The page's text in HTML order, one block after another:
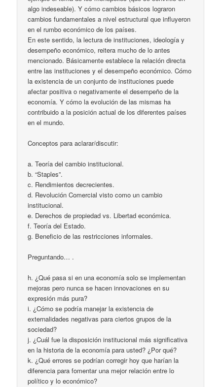
algo indeseable). Y cómo cambios básicos lograron
cambios fundamentales a nivel estructural que influyeron
en el rumbo económico de los países.
En este sentido, la lectura de instituciones, ideología y
desempeño económico, reitera mucho de lo antes
mencionado. Básicamente establece la relación directa
entre las instituciones y el desempeño económico. Cómo
la existencia de un conjunto de instituciones puede
afectar positiva o negativamente el desempeño de la
economía. Y cómo la evolución de las mismas ha
contribuido a la posición actual de los diferentes países
en el mundo.
Conceptos para aclarar/discutir:
a. Teoría del cambio institucional.
b. “Staples”.
c. Rendimientos decrecientes.
d. Revolución Comercial visto como un cambio
institucional.
e. Derechos de propiedad vs. Libertad económica.
f. Teoría del Estado.
g. Beneficio de las restricciones informales.
Preguntando… .
h. ¿Qué pasa si en una economía solo se implementan
mejoras pero nunca se hacen innovaciones en su
expresión más pura?
i. ¿Cómo se podría manejar la existencia de
externalidades negativas para ciertos grupos de la
sociedad?
j. ¿Cuál fue la disposición institucional más significativa
en la historia de la economía para usted? ¿Por qué?
k. ¿Qué errores se podrían corregir hoy que harían la
diferencia para fomentar una mejor relación entre lo
político y lo económico?